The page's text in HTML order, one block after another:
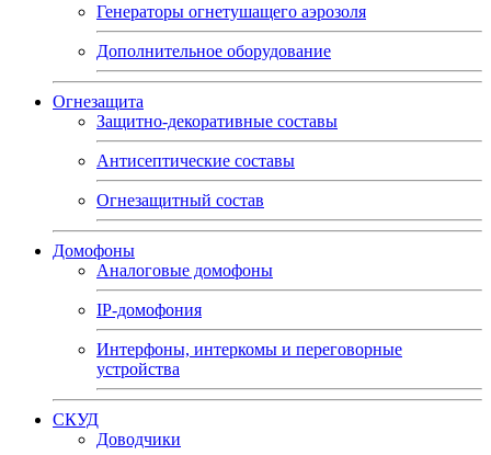
Генераторы огнетушащего аэрозоля
Дополнительное оборудование
Огнезащита
Защитно-декоративные составы
Антисептические составы
Огнезащитный состав
Домофоны
Аналоговые домофоны
IP-домофония
Интерфоны, интеркомы и переговорные
устройства
СКУД
Доводчики